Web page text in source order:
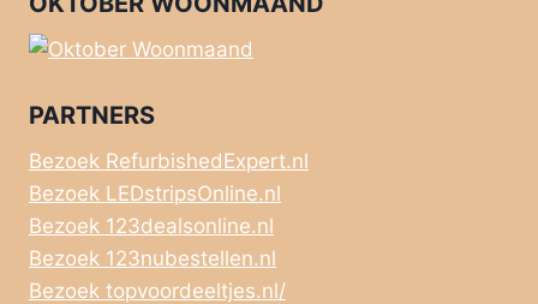
PARTNERS
Bezoek RefurbishedExpert.nl
Bezoek LEDstripsOnline.nl
Bezoek 123dealsonline.nl
Bezoek 123nubestellen.nl
Bezoek topvoordeeltjes.nl/